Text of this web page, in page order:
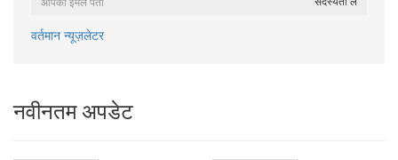
वर्तमान न्यूज़लेटर
नवीनतम अपडेट